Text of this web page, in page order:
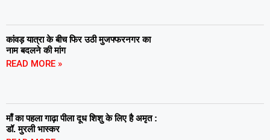
कांवड़ यात्रा के बीच फिर उठी मुजफ्फरनगर का
नाम बदलने की मांग
READ MORE »
माँ का पहला गाढ़ा पीला दूध शिशु के लिए है अमृत :
डॉ. मुरली भास्कर